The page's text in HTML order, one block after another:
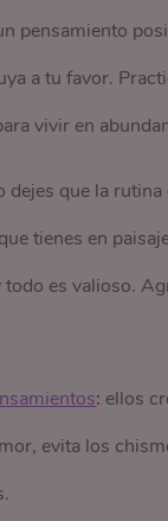
pensamiento
a tu favor.
vivir en
dejes que la rutina
tienes en
es valioso.
: ellos
evita los